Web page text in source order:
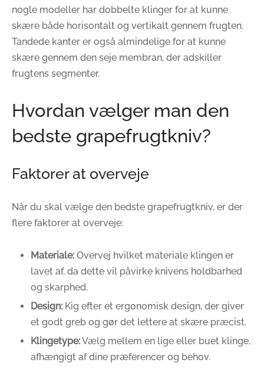
nogle modeller har dobbelte klinger for at kunne
skære både horisontalt og vertikalt gennem frugten.
Tandede kanter er også almindelige for at kunne
skære gennem den seje membran, der adskiller
frugtens segmenter.
Hvordan vælger man den
bedste grapefrugtkniv?
Faktorer at overveje
Når du skal vælge den bedste grapefrugtkniv, er der
flere faktorer at overveje:
Materiale:Overvej hvilket materiale klingen er
lavet af, da dette vil påvirke knivens holdbarhed
og skarphed.
Design:Kig efter et ergonomisk design, der giver
et godt greb og gør det lettere at skære præcist.
Klingetype:Vælg mellem en lige eller buet klinge,
afhængigt af dine præferencer og behov.